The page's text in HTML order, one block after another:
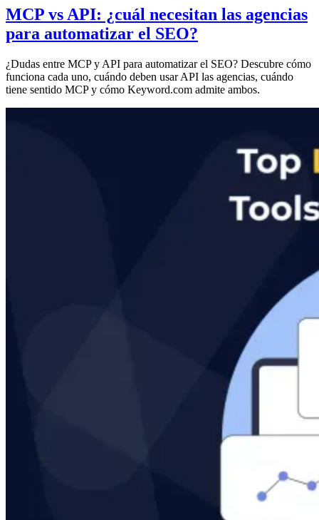
MCP vs API: ¿cuál necesitan las agencias
para automatizar el SEO?
¿Dudas entre MCP y API para automatizar el SEO? Descubre cómo
funciona cada uno, cuándo deben usar API las agencias, cuándo
tiene sentido MCP y cómo Keyword.com admite ambos.